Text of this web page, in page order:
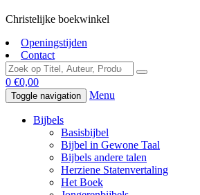
Christelijke boekwinkel
Openingstijden
Contact
0 €0,00
Toggle navigation Menu
Bijbels
Basisbijbel
Bijbel in Gewone Taal
Bijbels andere talen
Herziene Statenvertaling
Het Boek